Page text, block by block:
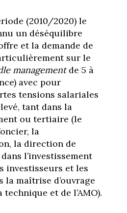
(2010/2020) le
un déséquilibre
et la demande de
sur le
managementde 5 à
avec pour
tensions salariales
tant dans la
ou tertiaire (le
la
la direction de
l’investissement
investisseurs et les
la maîtrise d’ouvrage
et de l’AMO).